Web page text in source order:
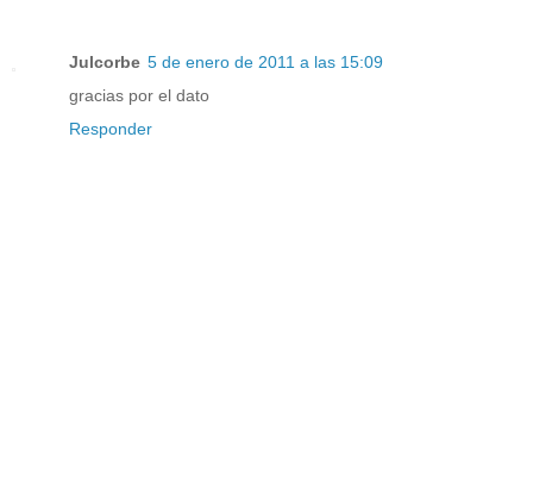
Julcorbe 5 de enero de 2011 a las 15:09
gracias por el dato
Responder